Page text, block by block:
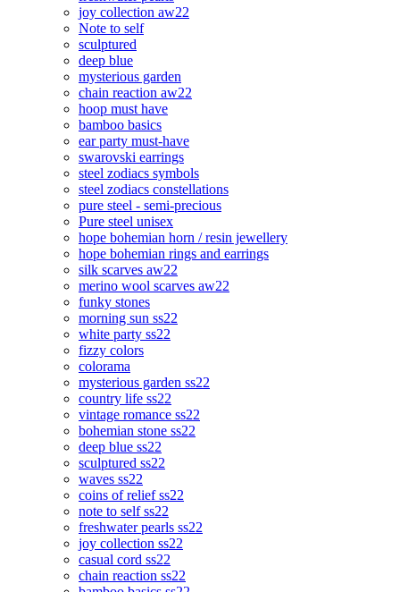
joy collection aw22
Note to self
sculptured
deep blue
mysterious garden
chain reaction aw22
hoop must have
bamboo basics
ear party must-have
swarovski earrings
steel zodiacs symbols
steel zodiacs constellations
pure steel - semi-precious
Pure steel unisex
hope bohemian horn / resin jewellery
hope bohemian rings and earrings
silk scarves aw22
merino wool scarves aw22
funky stones
morning sun ss22
white party ss22
fizzy colors
colorama
mysterious garden ss22
country life ss22
vintage romance ss22
bohemian stone ss22
deep blue ss22
sculptured ss22
waves ss22
coins of relief ss22
note to self ss22
freshwater pearls ss22
joy collection ss22
casual cord ss22
chain reaction ss22